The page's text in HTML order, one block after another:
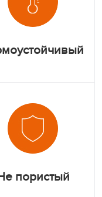
пористый